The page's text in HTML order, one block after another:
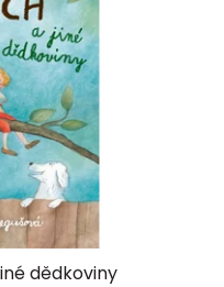
dědkoviny